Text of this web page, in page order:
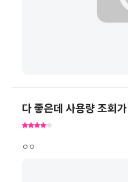
다 좋은데 사용량 조회
ㅇㅇ